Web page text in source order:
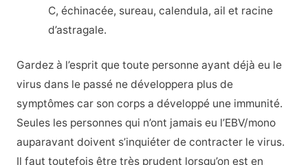
C, échinacée, sureau, calendula, ail et racine
d’astragale.
Gardez à l’esprit que toute personne ayant déjà eu le
virus dans le passé ne développera plus de
symptômes car son corps a développé une immunité.
Seules les personnes qui n’ont jamais eu l’EBV/mono
auparavant doivent s’inquiéter de contracter le virus.
Il faut toutefois être très prudent lorsqu’on est en